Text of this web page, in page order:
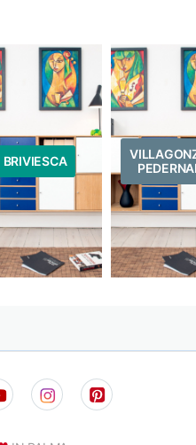
BRIVIESCA